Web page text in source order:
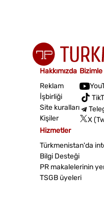
Hakkımızda
Reklam
İşbirliği
Site kuralları
Kişiler
X
Hizmetler
Türkmenistan'da
Bilgi Desteği
PR makalelerinin
TSGB üyeleri